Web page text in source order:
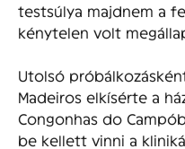
testsúlya majdnem a
kénytelen volt
Utolsó
Madeiros elkísérte a
Congonhas do
be kellett vinni a